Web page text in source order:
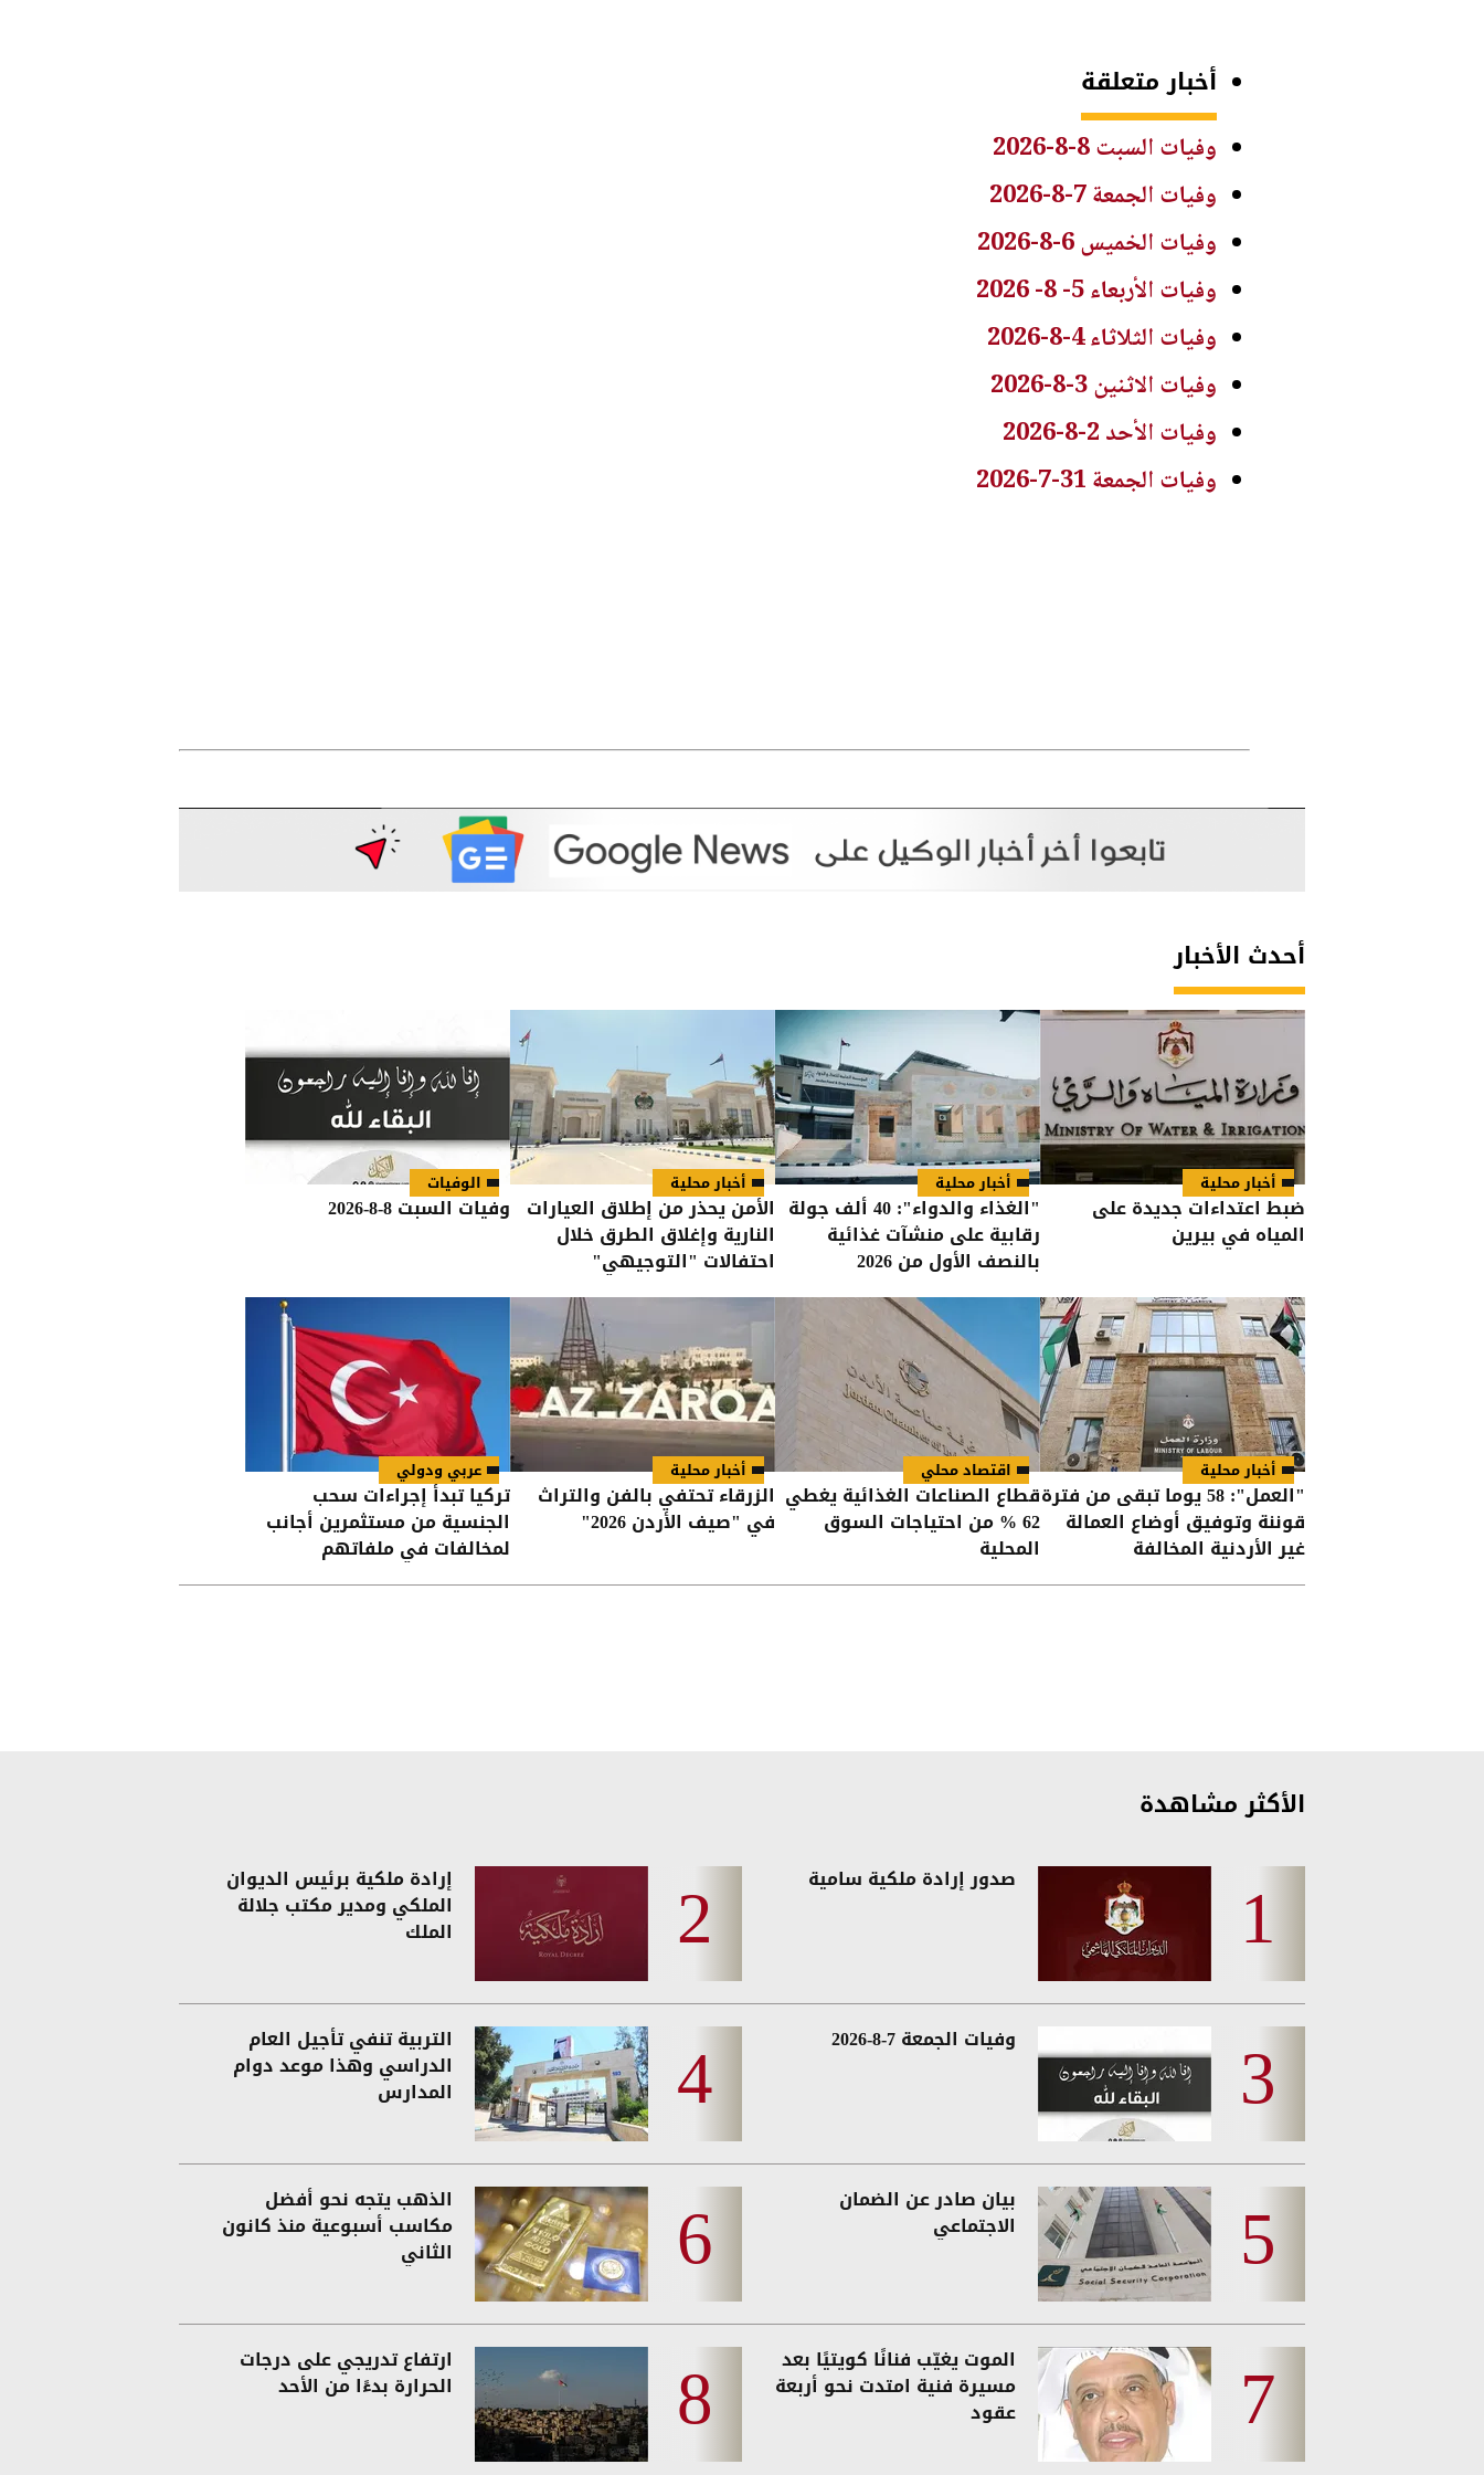
أخبار متعلقة
وفيات السبت 8-8-2026
وفيات الجمعة 7-8-2026
وفيات الخميس 6-8-2026
وفيات الأربعاء 5- 8- 2026
وفيات الثلاثاء 4-8-2026
وفيات الاثنين 3-8-2026
وفيات الأحد 2-8-2026
وفيات الجمعة 31-7-2026
أحدث الأخبار
أخبار محلية
ضبط اعتداءات جديدة على
المياه في بيرين
أخبار محلية
"الغذاء والدواء": 40 ألف جولة
رقابية على منشآت غذائية
بالنصف الأول من 2026
أخبار محلية
الأمن يحذر من إطلاق العيارات
النارية وإغلاق الطرق خلال
احتفالات "التوجيهي"
الوفيات
وفيات السبت 8-8-2026
أخبار محلية
"العمل": 58 يوما تبقى من فترة
قوننة وتوفيق أوضاع العمالة
غير الأردنية المخالفة
اقتصاد محلي
قطاع الصناعات الغذائية يغطي
62 % من احتياجات السوق
المحلية
أخبار محلية
الزرقاء تحتفي بالفن والتراث
في "صيف الأردن 2026"
عربي ودولي
تركيا تبدأ إجراءات سحب
الجنسية من مستثمرين أجانب
لمخالفات في ملفاتهم
الأكثر مشاهدة
صدور إرادة ملكية سامية إرادة ملكية برئيس الديوان
الملكي ومدير مكتب جلالة
الملك
وفيات الجمعة 7-8-2026 التربية تنفي تأجيل العام
الدراسي وهذا موعد دوام
المدارس
بيان صادر عن الضمان
الاجتماعي
الذهب يتجه نحو أفضل
مكاسب أسبوعية منذ كانون
الثاني
الموت يغيّب فنانًا كويتيًا بعد
مسيرة فنية امتدت نحو أربعة
عقود
ارتفاع تدريجي على درجات
الحرارة بدءًا من الأحد